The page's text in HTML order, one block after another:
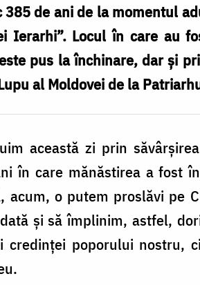
de ani de la momentul
Ierarhi”. Locul în care au
pus la închinare, dar și
al Moldovei de la
această zi prin
în care mănăstirea a fost
acum, o putem proslăvi pe
și să împlinim, astfel,
credinței poporului